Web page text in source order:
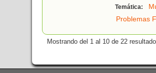
Temática:
Problemas
Mostrando del 1 al 10 de 22